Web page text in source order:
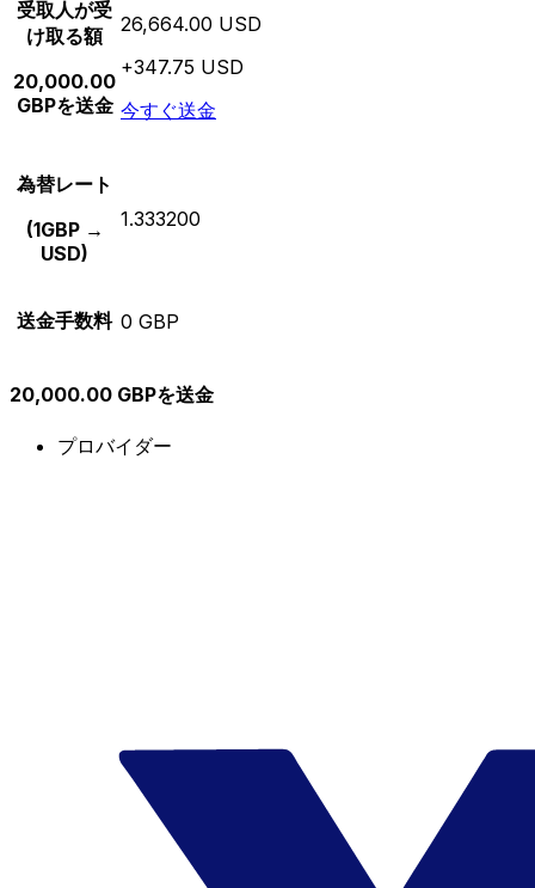
受取人が受
け取る額
20,000.00
GBPを送金
26,664.00 USD
+347.75 USD
今すぐ送金
為替レート
(1GBP →
USD)
1.333200
送金手数料 0 GBP
20,000.00 GBPを送金
プロバイダー